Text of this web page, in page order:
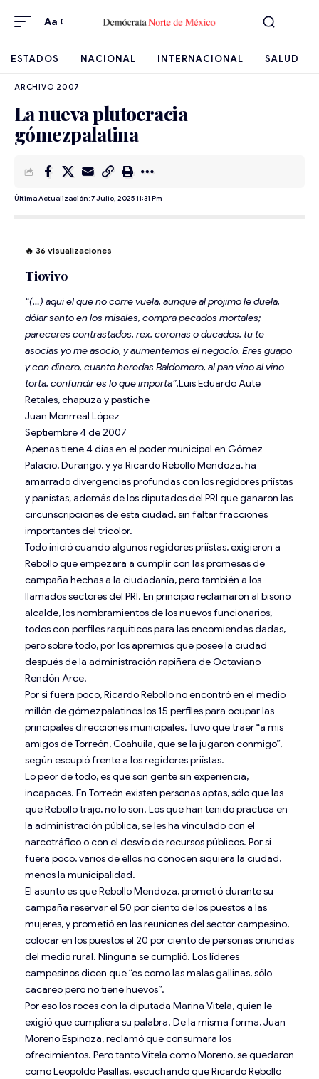
Aa
ESTADOS NACIONAL INTERNACIONAL SALUD
ARCHIVO 2007
La nueva plutocracia
gómezpalatina
Última Actualización: 7 Julio, 2025 11:31 Pm
🔥 36 visualizaciones
Tiovivo
“(…) aquí el que no corre vuela, aunque al prójimo le duela,
dólar santo en los misales, compra pecados mortales;
pareceres contrastados, rex, coronas o ducados, tu te
asocias yo me asocio, y aumentemos el negocio. Eres guapo
y con dinero, cuanto heredas Baldomero, al pan vino al vino
torta, confundir es lo que importa”.Luís Eduardo Aute
Retales, chapuza y pastiche
Juan Monrreal López
Septiembre 4 de 2007
Apenas tiene 4 días en el poder municipal en Gómez
Palacio, Durango, y ya Ricardo Rebollo Mendoza, ha
amarrado divergencias profundas con los regidores priístas
y panistas; además de los diputados del PRI que ganaron las
circunscripciones de esta ciudad, sin faltar fracciones
importantes del tricolor.
Todo inició cuando algunos regidores priístas, exigieron a
Rebollo que empezara a cumplir con las promesas de
campaña hechas a la ciudadanía, pero también a los
llamados sectores del PRI. En principio reclamaron al bisoño
alcalde, los nombramientos de los nuevos funcionarios;
todos con perfiles raquíticos para las encomiendas dadas,
pero sobre todo, por los apremios que posee la ciudad
después de la administración rapiñera de Octaviano
Rendón Arce.
Por si fuera poco, Ricardo Rebollo no encontró en el medio
millón de gómezpalatinos los 15 perfiles para ocupar las
principales direcciones municipales. Tuvo que traer “a mis
amigos de Torreón, Coahuila, que se la jugaron conmigo”,
según escupió frente a los regidores priístas.
Lo peor de todo, es que son gente sin experiencia,
incapaces. En Torreón existen personas aptas, sólo que las
que Rebollo trajo, no lo son. Los que han tenido práctica en
la administración pública, se les ha vinculado con el
narcotráfico o con el desvío de recursos públicos. Por si
fuera poco, varios de ellos no conocen siquiera la ciudad,
menos la municipalidad.
El asunto es que Rebollo Mendoza, prometió durante su
campaña reservar el 50 por ciento de los puestos a las
mujeres, y prometió en las reuniones del sector campesino,
colocar en los puestos el 20 por ciento de personas oriundas
del medio rural. Ninguna se cumplió. Los líderes
campesinos dicen que “es como las malas gallinas, sólo
cacareó pero no tiene huevos”.
Por eso los roces con la diputada Marina Vitela, quien le
exigió que cumpliera su palabra. De la misma forma, Juan
Moreno Espinoza, reclamó que consumara los
ofrecimientos. Pero tanto Vitela como Moreno, se quedaron
como Leopoldo Pasillas, escuchando que Ricardo Rebollo